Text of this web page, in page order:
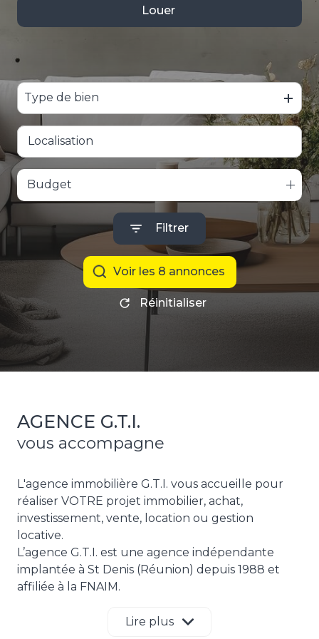
Louer
Type de bien
Budget
Filtrer
voir les 8 annonces
Réinitialiser
AGENCE G.T.I.
vous accompagne
L'agence immobilière G.T.I. vous accueille pour
réaliser VOTRE projet immobilier, achat,
investissement, vente, location ou gestion
locative.
L’agence G.T.I. est une agence indépendante
implantée à St Denis (Réunion) depuis 1988 et
affiliée à la FNAIM.
de 25 ans du marché immobilier réunionnais,
Lire plus